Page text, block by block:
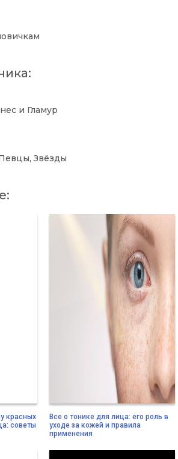
и Гламур
Звёзды
красных
советы
Все о тонике для лица: его роль в
уходе за кожей и правила
применения